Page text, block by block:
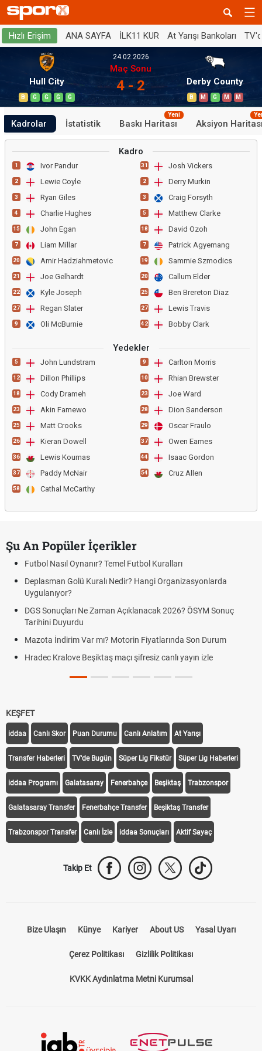
Hızlı Erişim ANA SAYFA İLK11 KUR At Yarışı Bankoları
Hull City
B G G G G
24.02.2026
Maç Sonu
4 - 2 Derby County
B M G M M
Kadrolar İstatistik Baskı Haritası
Yeni
Aksiyon
Kadro
1 Ivor Pandur
2 Lewie Coyle
3 Ryan Giles
4 Charlie Hughes
15 John Egan
7 Liam Millar
20 Amir Hadziahmetovic
21 Joe Gelhardt
22 Kyle Joseph
27 Regan Slater
9 Oli McBurnie
31 Josh Vickers
2 Derry Murkin
3 Craig Forsyth
5 Matthew Clarke
18 David Ozoh
7 Patrick Agyemang
19 Sammie Szmodics
20 Callum Elder
25 Ben Brereton Diaz
27 Lewis Travis
42 Bobby Clark
Yedekler
5 John Lundstram
12 Dillon Phillips
18 Cody Drameh
23 Akin Famewo
25 Matt Crooks
26 Kieran Dowell
36 Lewis Koumas
37 Paddy McNair
58 Cathal McCarthy
9 Carlton Morris
10 Rhian Brewster
23 Joe Ward
28 Dion Sanderson
29 Oscar Fraulo
37 Owen Eames
44 Isaac Gordon
54 Cruz Allen
Şu An Popüler İçerikler
Futbol Nasıl Oynanır? Temel Futbol Kuralları
Deplasman Golü Kuralı Nedir? Hangi Organizasyonlarda
Uygulanıyor?
DGS Sonuçları Ne Zaman Açıklanacak 2026? ÖSYM Sonuç
Tarihini Duyurdu
Mazota İndirim Var mı? Motorin Fiyatlarında Son Durum
Hradec Kralove Beşiktaş maçı şifresiz canlı yayın izle
KEŞFET
iddaa Canlı Skor Puan Durumu Canlı Anlatım At Yarışı
Transfer Haberleri TV'de Bugün Süper Lig Fikstür Süper Lig Haberleri
iddaa Programı Galatasaray Fenerbahçe Beşiktaş Trabzonspor
Galatasaray Transfer Fenerbahçe Transfer Beşiktaş Transfer
Trabzonspor Transfer Canlı İzle iddaa Sonuçları Aktif Sayaç
Takip Et
Bize Ulaşın Künye Kariyer About US Yasal Uyarı
Çerez Politikası Gizlilik Politikası
KVKK Aydınlatma Metni Kurumsal